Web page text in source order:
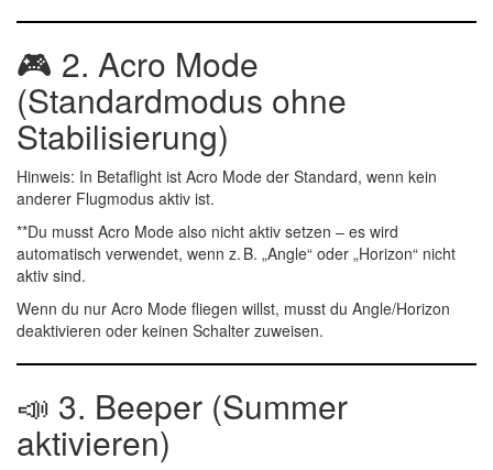
🎮 2. Acro Mode
(Standardmodus ohne
Stabilisierung)
Hinweis: In Betaflight ist Acro Mode der Standard, wenn kein
anderer Flugmodus aktiv ist.
**Du musst Acro Mode also nicht aktiv setzen – es wird
automatisch verwendet, wenn z. B. „Angle“ oder „Horizon“ nicht
aktiv sind.
Wenn du nur Acro Mode fliegen willst, musst du Angle/Horizon
deaktivieren oder keinen Schalter zuweisen.
📣 3. Beeper (Summer
aktivieren)